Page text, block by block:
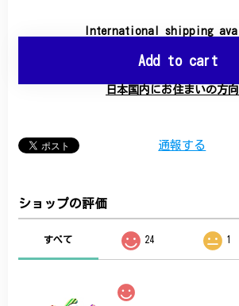
International shipping
Add to cart
日本国内にお住まいの方
通報する
ショップの評価
すべて 24 1